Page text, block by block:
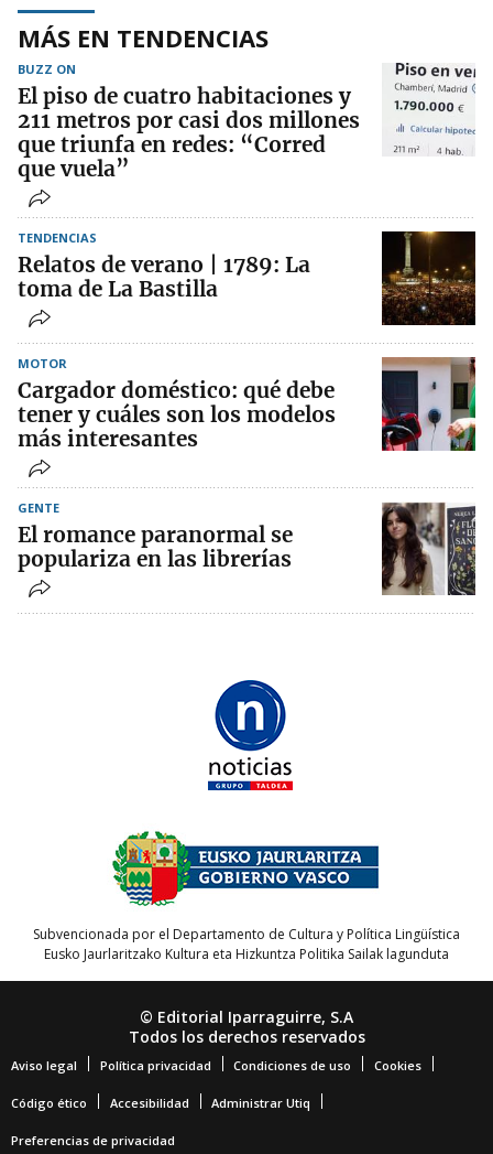
MÁS EN TENDENCIAS
BUZZ ON
El piso de cuatro habitaciones y
211 metros por casi dos millones
que triunfa en redes: “Corred
que vuela”
TENDENCIAS
Relatos de verano | 1789: La
toma de La Bastilla
MOTOR
Cargador doméstico: qué debe
tener y cuáles son los modelos
más interesantes
GENTE
El romance paranormal se
populariza en las librerías
Subvencionada por el Departamento de Cultura y Política Lingüística
Eusko Jaurlaritzako Kultura eta Hizkuntza Politika Sailak lagunduta
© Editorial Iparraguirre, S.A
Todos los derechos reservados
Aviso legal Política privacidad Condiciones de uso Cookies
Código ético Accesibilidad Administrar Utiq
Preferencias de privacidad